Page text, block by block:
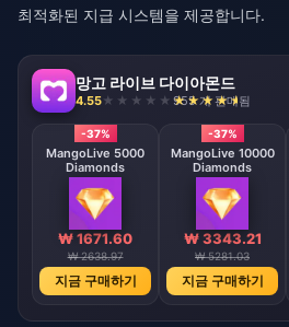
최적화된 지급 시스템을 제공합니다.
망고 라이브 다이아몬드
4.55 955 개 판매됨
-37%
MangoLive 5000
Diamonds
₩ 1671.60
₩ 2638.97
지금 구매하기
-37%
MangoLive 10000
Diamonds
₩ 3343.21
₩ 5281.03
지금 구매하기